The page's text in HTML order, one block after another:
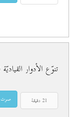
تنوّع الأدوار